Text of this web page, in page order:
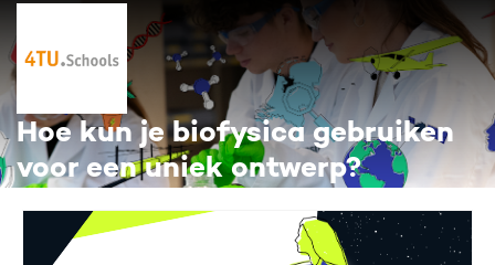
Hoe kun je biofysica gebruiken
voor een uniek ontwerp?